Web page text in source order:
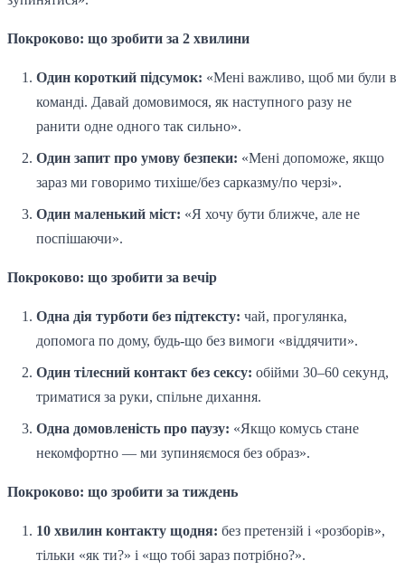
Покроково: що зробити за 2 хвилини
Один короткий підсумок: «Мені важливо, щоб ми були в
команді. Давай домовимося, як наступного разу не
ранити одне одного так сильно».
Один запит про умову безпеки: «Мені допоможе, якщо
зараз ми говоримо тихіше/без сарказму/по черзі».
Один маленький міст: «Я хочу бути ближче, але не
поспішаючи».
Покроково: що зробити за вечір
Одна дія турботи без підтексту: чай, прогулянка,
допомога по дому, будь-що без вимоги «віддячити».
Один тілесний контакт без сексу: обійми 30–60 секунд,
триматися за руки, спільне дихання.
Одна домовленість про паузу: «Якщо комусь стане
некомфортно — ми зупиняємося без образ».
Покроково: що зробити за тиждень
10 хвилин контакту щодня: без претензій і «розборів»,
тільки «як ти?» і «що тобі зараз потрібно?».